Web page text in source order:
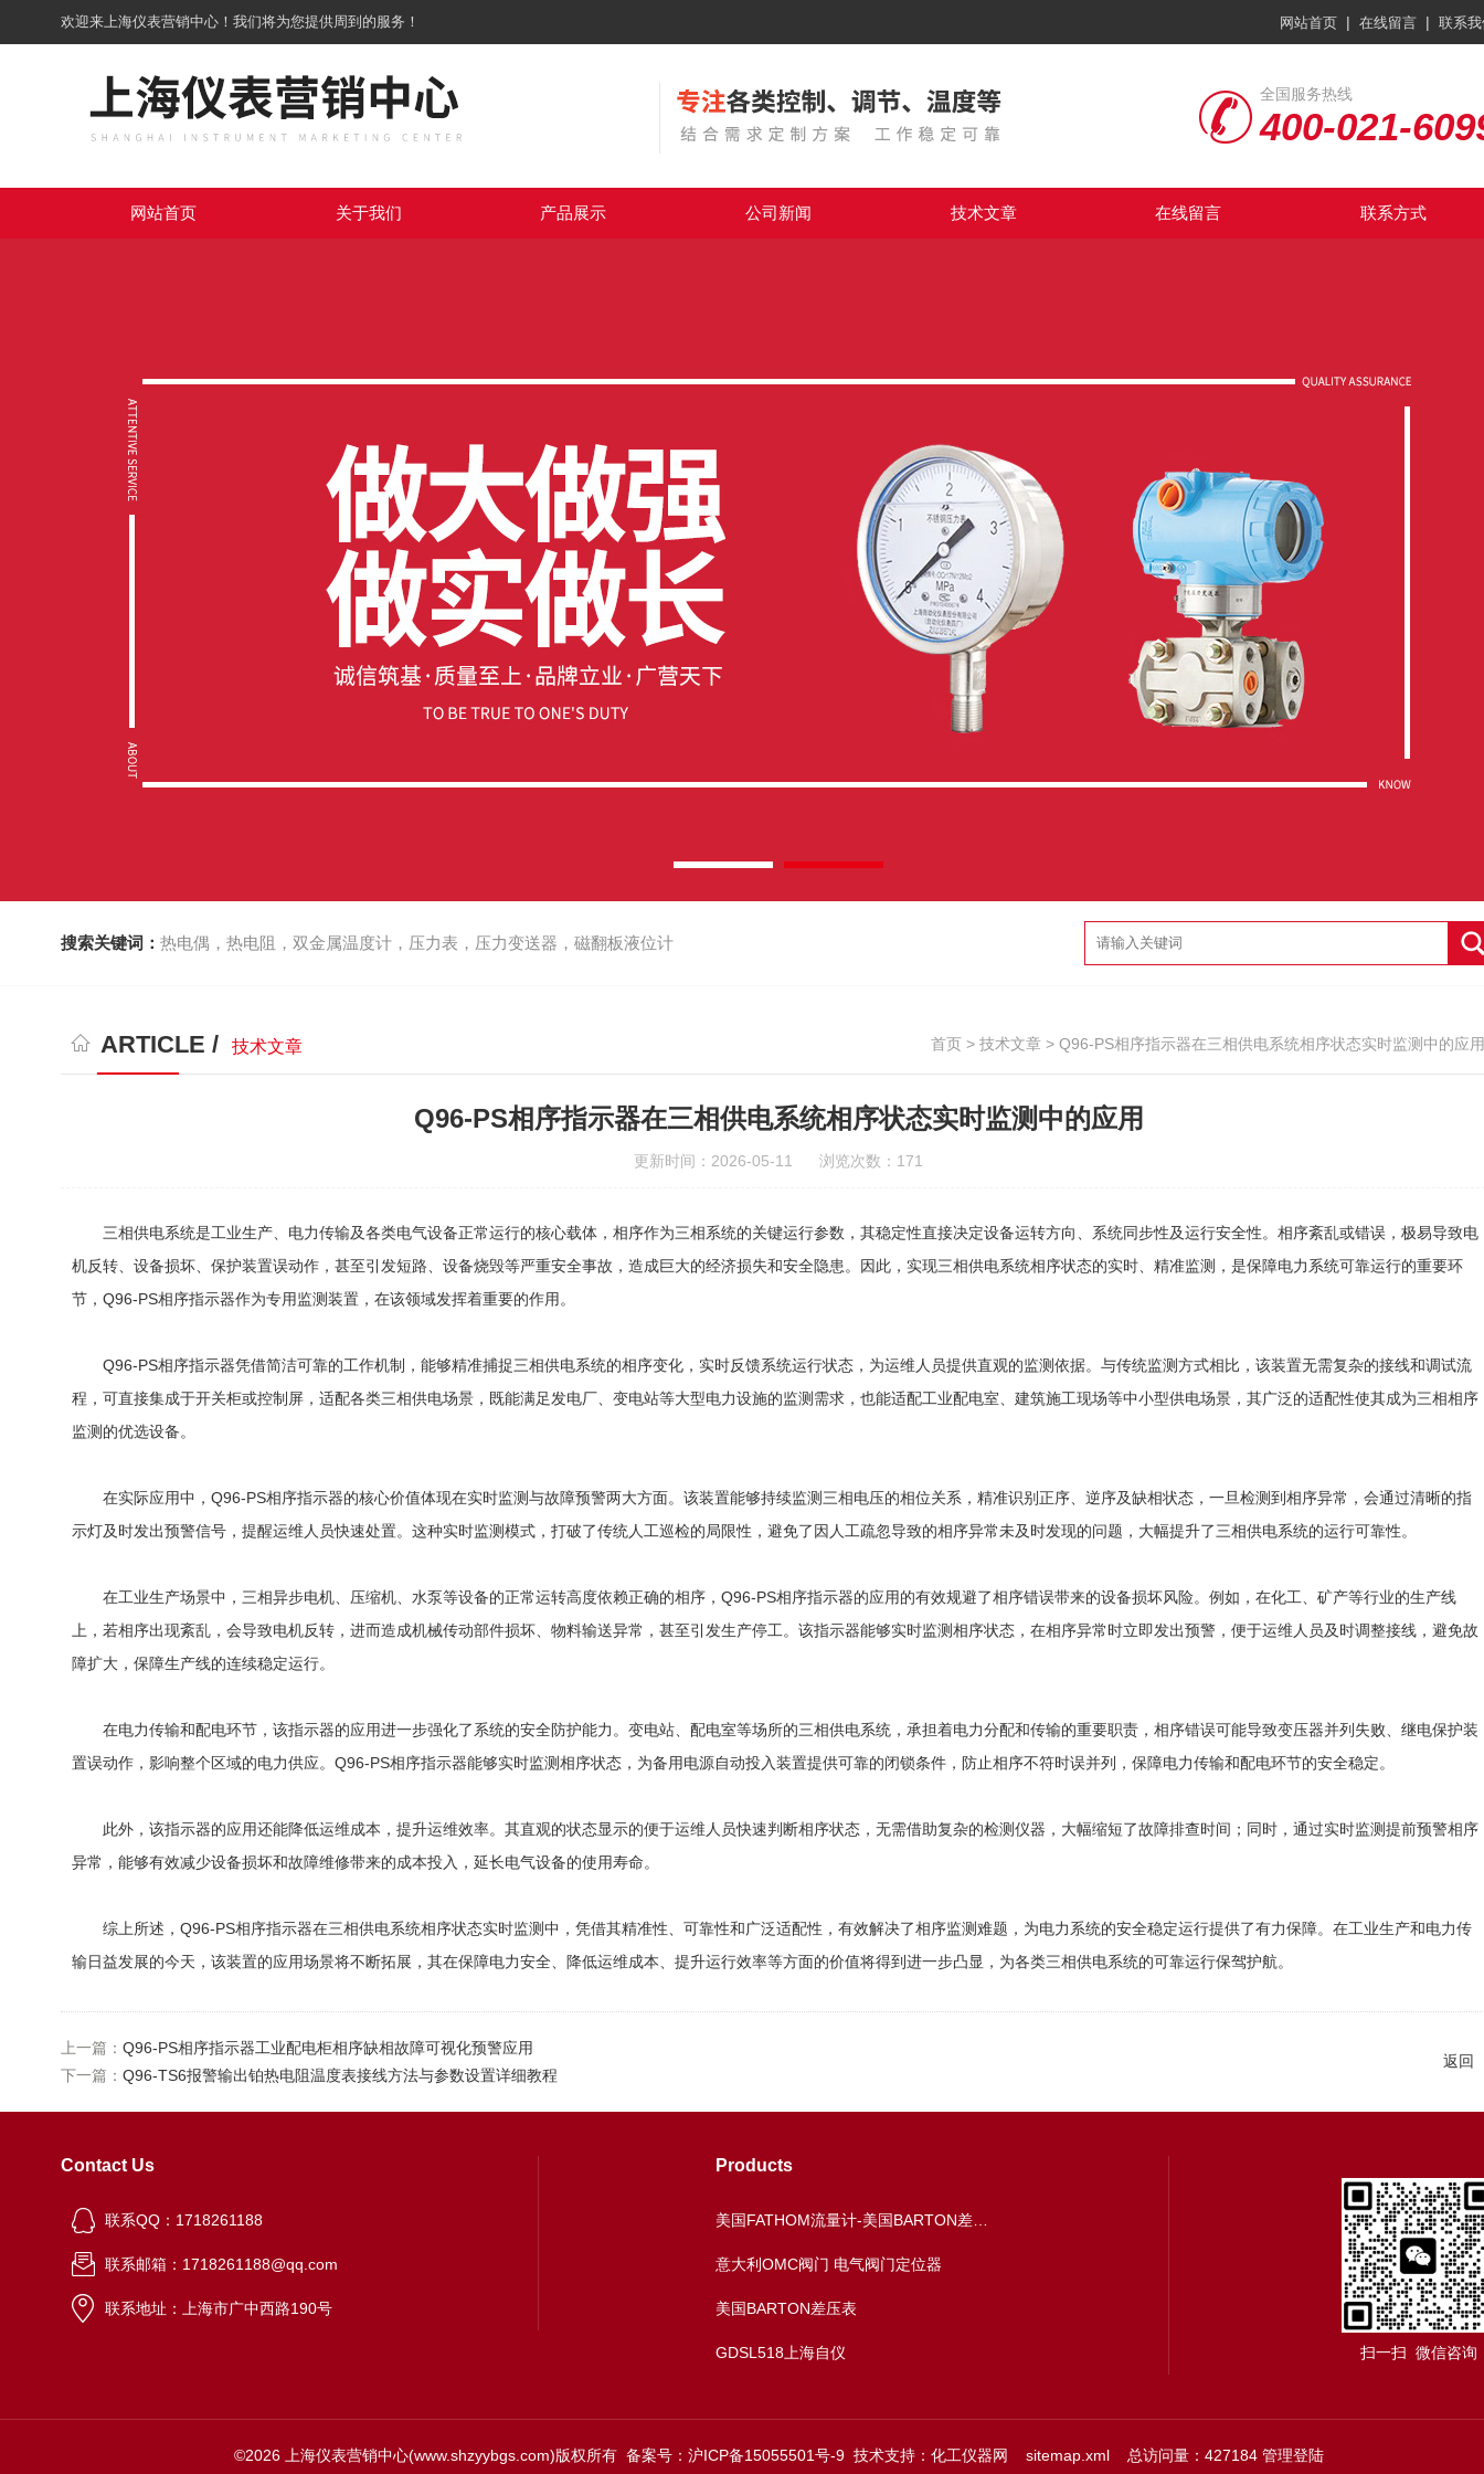
欢迎来上海仪表营销中心！我们将为您提供周到的服务！ 网站首页 | 在线留言 | 联系
全国服务热线
400-021-
网站首页 关于我们 产品展示 公司新闻 技术文章 在线留言 联系方式
搜索关键词： 热电偶，热电阻，双金属温度计，压力表，压力变送器，磁翻板液位计
ARTICLE / 技术文章 首页 > 技术文章 > Q96-PS相序指示器在三相供电系统相序状态实时监测中的应用
Q96-PS相序指示器在三相供电系统相序状态实时监测中的应用
更新时间：2026-05-11 浏览次数：171
三相供电系统是工业生产、电力传输及各类电气设备正常运行的核心载体，相序作为三相系统的关键运行参数，其稳定性直接决定设备运转方向、系统同步性及运行安全性。相序紊乱或错误，极易导致电
机反转、设备损坏、保护装置误动作，甚至引发短路、设备烧毁等严重安全事故，造成巨大的经济损失和安全隐患。因此，实现三相供电系统相序状态的实时、精准监测，是保障电力系统可靠运行的重要环
节，Q96-PS相序指示器作为专用监测装置，在该领域发挥着重要的作用。
Q96-PS相序指示器凭借简洁可靠的工作机制，能够精准捕捉三相供电系统的相序变化，实时反馈系统运行状态，为运维人员提供直观的监测依据。与传统监测方式相比，该装置无需复杂的接线和调试流
程，可直接集成于开关柜或控制屏，适配各类三相供电场景，既能满足发电厂、变电站等大型电力设施的监测需求，也能适配工业配电室、建筑施工现场等中小型供电场景，其广泛的适配性使其成为三相相序
监测的优选设备。
在实际应用中，Q96-PS相序指示器的核心价值体现在实时监测与故障预警两大方面。该装置能够持续监测三相电压的相位关系，精准识别正序、逆序及缺相状态，一旦检测到相序异常，会通过清晰的指
示灯及时发出预警信号，提醒运维人员快速处置。这种实时监测模式，打破了传统人工巡检的局限性，避免了因人工疏忽导致的相序异常未及时发现的问题，大幅提升了三相供电系统的运行可靠性。
在工业生产场景中，三相异步电机、压缩机、水泵等设备的正常运转高度依赖正确的相序，Q96-PS相序指示器的应用的有效规避了相序错误带来的设备损坏风险。例如，在化工、矿产等行业的生产线
上，若相序出现紊乱，会导致电机反转，进而造成机械传动部件损坏、物料输送异常，甚至引发生产停工。该指示器能够实时监测相序状态，在相序异常时立即发出预警，便于运维人员及时调整接线，避免故
障扩大，保障生产线的连续稳定运行。
在电力传输和配电环节，该指示器的应用进一步强化了系统的安全防护能力。变电站、配电室等场所的三相供电系统，承担着电力分配和传输的重要职责，相序错误可能导致变压器并列失败、继电保护装
置误动作，影响整个区域的电力供应。Q96-PS相序指示器能够实时监测相序状态，为备用电源自动投入装置提供可靠的闭锁条件，防止相序不符时误并列，保障电力传输和配电环节的安全稳定。
此外，该指示器的应用还能降低运维成本，提升运维效率。其直观的状态显示的便于运维人员快速判断相序状态，无需借助复杂的检测仪器，大幅缩短了故障排查时间；同时，通过实时监测提前预警相序
异常，能够有效减少设备损坏和故障维修带来的成本投入，延长电气设备的使用寿命。
综上所述，Q96-PS相序指示器在三相供电系统相序状态实时监测中，凭借其精准性、可靠性和广泛适配性，有效解决了相序监测难题，为电力系统的安全稳定运行提供了有力保障。在工业生产和电力传
输日益发展的今天，该装置的应用场景将不断拓展，其在保障电力安全、降低运维成本、提升运行效率等方面的价值将得到进一步凸显，为各类三相供电系统的可靠运行保驾护航。
上一篇： Q96-PS相序指示器工业配电柜相序缺相故障可视化预警应用
下一篇： Q96-TS6报警输出铂热电阻温度表接线方法与参数设置详细教程
返回
Contact Us
联系QQ：1718261188
联系邮箱：1718261188@qq.com
联系地址：上海市广中西路190号
Products
意大利OMC阀门 电气阀门定位器
美国BARTON差压表
GDSL518上海自仪 扫一扫 微信咨询
©2026 上海仪表营销中心(www.shzyybgs.com)版权所有 备案号：沪ICP备15055501号-9技术支持： 化工仪器网 sitemap.xml总访问量：427184 管理登陆